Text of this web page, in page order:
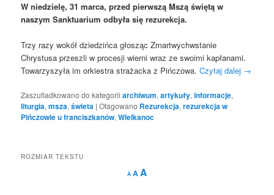
W niedzielę, 31 marca, przed pierwszą Mszą świętą w
naszym Sanktuarium odbyła się rezurekcja.
Trzy razy wokół dziedzińca głosząc Zmartwychwstanie
Chrystusa przeszli w procesji wierni wraz ze swoimi kapłanami.
Towarzyszyła im orkiestra strażacka z Pińczowa.Czytaj dalej →
Zaszufladkowano do kategorii archiwum,artykuły,informacje,
liturgia,msza,świeta |Otagowano Rezurekcja,rezurekcja w
Pińczowie u franciszkanów,Wielkanoc
ROZMIAR TEKSTU
A
Decrease
font
A Reset
AIncrease